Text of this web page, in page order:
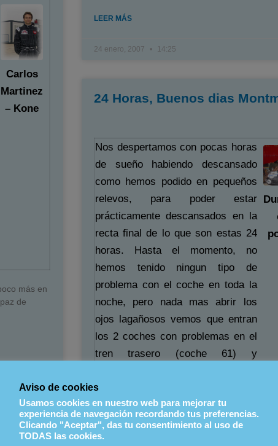
LEER MÁS
24 enero, 2007 14:25
Carlos
Martinez
– Kone
más en
de
24 Horas, Buenos dias
Nos despertamos con pocas horas
de sueño habiendo descansado
como hemos podido en pequeños
relevos, para poder estar
prácticamente descansados en la
recta final de lo que son estas 24
horas. Hasta el momento, no
hemos tenido ningun tipo de
problema con el coche en toda la
noche, pero nada mas abrir los
ojos lagañosos vemos que entran
los 2 coches con problemas en el
tren trasero (coche 61) y
67). Casualmente ha sido los 2
coches en menos de 10 minutos
cosa que impedia al segundo
coche poder entrar dentro del box
los
Aviso de cookies
Usamos cookies en nuestro web para mejorar tu
experiencia de navegación recordando tus preferencias.
Clicando "Aceptar", das tu consentimiento al uso de
TODAS las cookies.